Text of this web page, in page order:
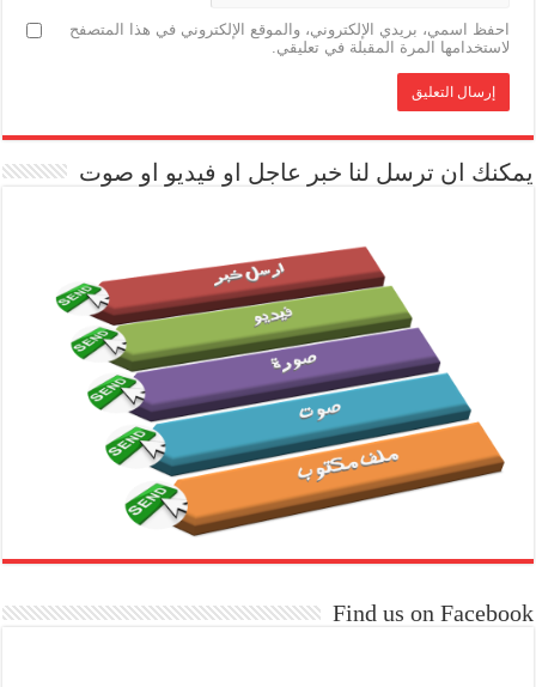
احفظ اسمي، بريدي الإلكتروني، والموقع الإلكتروني في هذا المتصفح
لاستخدامها المرة المقبلة في تعليقي.
يمكنك ان ترسل لنا خبر عاجل او فيديو او صوت
Find us on Facebook